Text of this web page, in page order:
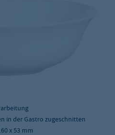
in der Gastro zugeschnitten
x 53 mm